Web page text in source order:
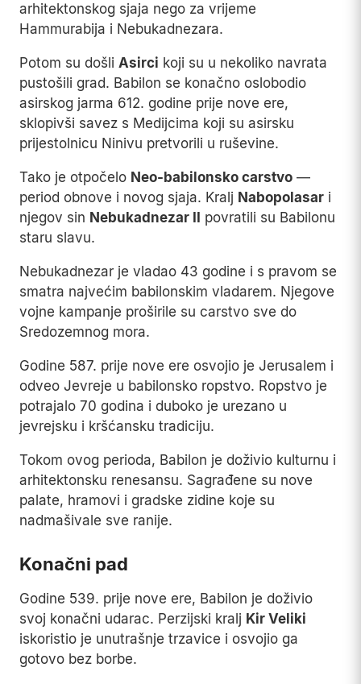
arhitektonskog sjaja nego za vrijeme
Hammurabija i Nebukadnezara.
Potom su došli Asirci koji su u nekoliko navrata
pustošili grad. Babilon se konačno oslobodio
asirskog jarma 612. godine prije nove ere,
sklopivši savez s Medijcima koji su asirsku
prijestolnicu Ninivu pretvorili u ruševine.
Tako je otpočelo Neo-babilonsko carstvo —
period obnove i novog sjaja. Kralj Nabopolasar i
njegov sin Nebukadnezar II
povratili su Babilonu
staru slavu.
Nebukadnezar je vladao 43 godine i s pravom se
smatra najvećim babilonskim vladarem. Njegove
vojne kampanje proširile su carstvo sve do
Sredozemnog mora.
Godine 587. prije nove ere osvojio je Jerusalem i
odveo Jevreje u babilonsko ropstvo. Ropstvo je
potrajalo 70 godina i duboko je urezano u
jevrejsku i kršćansku tradiciju.
Tokom ovog perioda, Babilon je doživio kulturnu i
arhitektonsku renesansu. Sagrađene su nove
palate, hramovi i gradske zidine koje su
nadmašivale sve ranije.
Konačni pad
Godine 539. prije nove ere, Babilon je doživio
svoj konačni udarac. Perzijski kralj Kir Veliki
iskoristio je unutrašnje trzavice i osvojio ga
gotovo bez borbe.